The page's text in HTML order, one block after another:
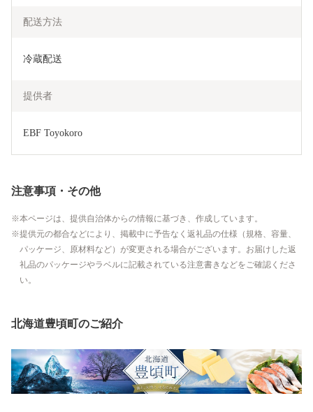
配送方法
冷蔵配送
提供者
EBF Toyokoro
注意事項・その他
本ページは、提供自治体からの情報に基づき、作成しています。
提供元の都合などにより、掲載中に予告なく返礼品の仕様（規格、容量、
パッケージ、原材料など）が変更される場合がございます。お届けした返
礼品のパッケージやラベルに記載されている注意書きなどをご確認くださ
い。
北海道豊頃町のご紹介